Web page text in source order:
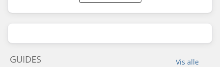
Vis alle
GUIDES